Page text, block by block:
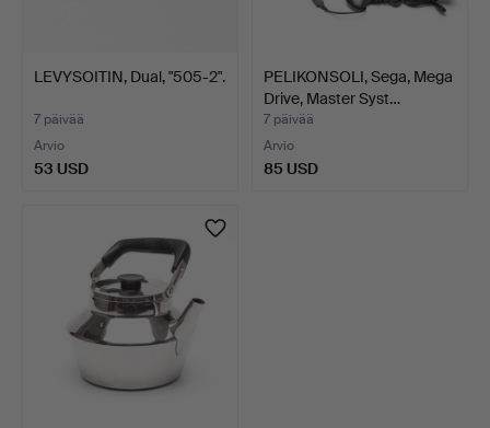
LEVYSOITIN, Dual, "505-2".
7 päivää
Arvio
53 USD
PELIKONSOLI, Sega, Mega
Drive, Master Syst…
7 päivää
Arvio
85 USD